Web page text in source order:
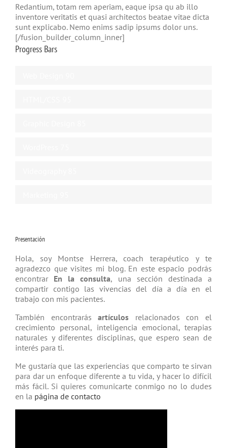
Redantium, totam rem aperiam, eaque ipsa qu ab illo
inventore veritatis et quasi architectos beatae vitae dicta
sunt explicabo. Nemo enims sadip ipsums dolor uns.
[/fusion_builder_column_inner]
Progress Bars
Presentación
Hola, soy Montse Herrera, coach tera­péutico y te
agradezco que visites mi blog. En este espacio podrás
encontrar En la consulta, una sección destinada a
compartir contigo las vivencias del día a día en el
trabajo con mis pacientes.
También encontrarásartículos relacio­nados con el
crecimiento personal, inteligencia emocional, terapias
natu­rales y diferentes disciplinas, que espero sean de
interés para ti.
Me gustaría que las experiencias que comparto te sirvan
para dar un enfoque diferente a tu vida, y hacer lo difícil
más fácil. Si quieres comunicarte conmigo no lo dudes
en la página de contacto